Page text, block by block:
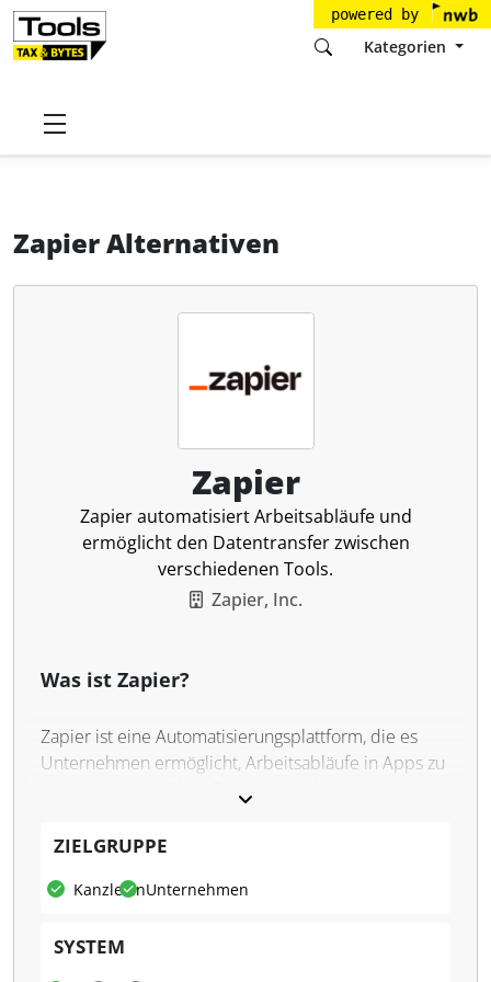
powered by
Kategorien
Startseite
Zapier Alternativen
Zapier
Zapier automatisiert Arbeitsabläufe und
ermöglicht den Datentransfer zwischen
verschiedenen Tools.
Zapier, Inc.
Was ist Zapier?
Zapier ist eine Automatisierungsplattform, die es
Unternehmen ermöglicht, Arbeitsabläufe in Apps zu
Anwendungen miteinander verbinden, um
zu gestalten. Zapier kombiniert benutzerfreundliche
Automatisierungslösungen zu entwickeln.
ZIELGRUPPE
KanzleienUnternehmen
SYSTEM